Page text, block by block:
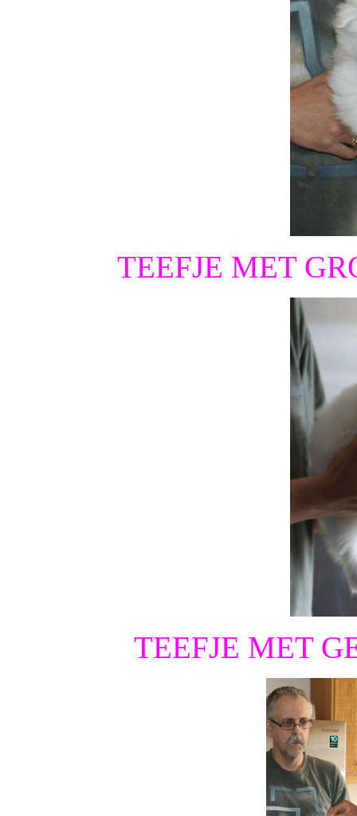
TEEFJE MET
TEEFJE MET